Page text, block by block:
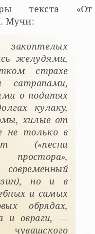
текста «От
Мучи:
желудями,
страхе
сатрапами,
о податях
кулаку,
хилые от
не только в
(«песни
но и в
и самых
обрядах,
и овраги, —